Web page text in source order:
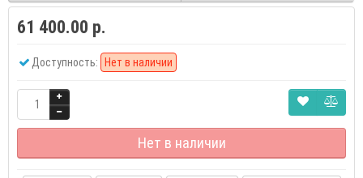
61 400.00 р.
Доступность: Нет в наличии
Нет в наличии